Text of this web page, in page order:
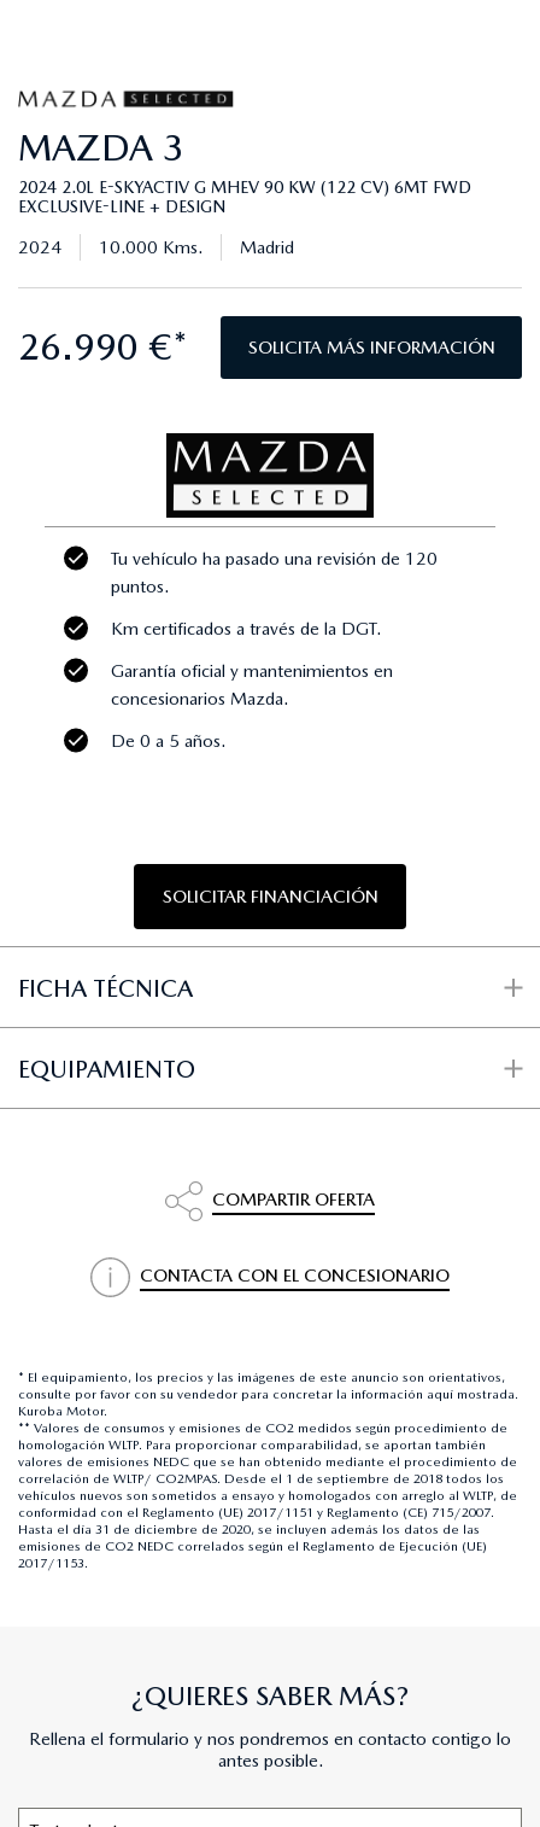
MAZDA 3
2024 2.0L E-SKYACTIV G MHEV 90 KW (122 CV) 6MT FWD
EXCLUSIVE-LINE + DESIGN
2024 10.000 Kms. Madrid
26.990 €* SOLICITA MÁS INFORMACIÓN
FICHA TÉCNICA
Tu vehículo ha pasado una revisión de 120
puntos.
Km certificados a través de la DGT.
Garantía oficial y mantenimientos en
concesionarios Mazda.
De 0 a 5 años.
SOLICITAR FINANCIACIÓN
COMPARTIR OFERTA
CONTACTA CON EL CONCESIONARIO
EQUIPAMIENTO
* El equipamiento, los precios y las imágenes de este anuncio son orientativos,
consulte por favor con su vendedor para concretar la información aquí mostrada.
Kuroba Motor.
** Valores de consumos y emisiones de CO2 medidos según procedimiento de
homologación WLTP. Para proporcionar comparabilidad, se aportan también
valores de emisiones NEDC que se han obtenido mediante el procedimiento de
correlación de WLTP/ CO2MPAS. Desde el 1 de septiembre de 2018 todos los
vehículos nuevos son sometidos a ensayo y homologados con arreglo al WLTP, de
conformidad con el Reglamento (UE) 2017/1151 y Reglamento (CE) 715/2007.
Hasta el día 31 de diciembre de 2020, se incluyen además los datos de las
emisiones de CO2 NEDC correlados según el Reglamento de Ejecución (UE)
2017/1153.
¿QUIERES SABER MÁS?
Rellena el formulario y nos pondremos en contacto contigo lo
antes posible.